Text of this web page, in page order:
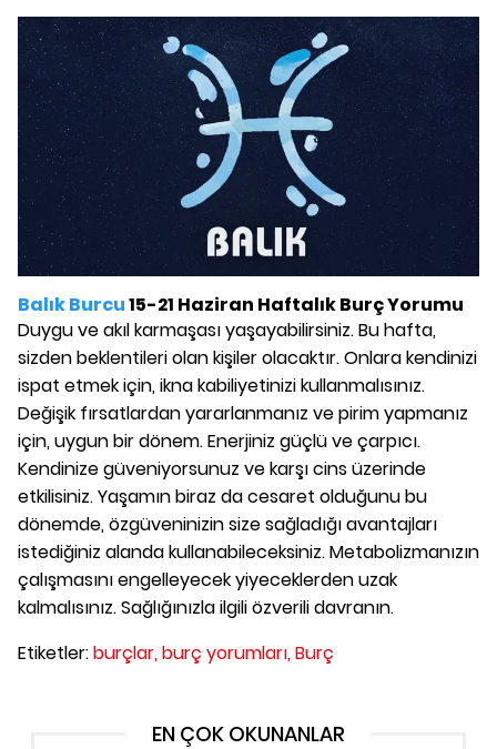
Balık Burcu15-21 Haziran Haftalık Burç Yorumu
Duygu ve akıl karmaşası yaşayabilirsiniz. Bu hafta,
sizden beklentileri olan kişiler olacaktır. Onlara kendinizi
ispat etmek için, ikna kabiliyetinizi kullanmalısınız.
Değişik fırsatlardan yararlanmanız ve pirim yapmanız
için, uygun bir dönem. Enerjiniz güçlü ve çarpıcı.
Kendinize güveniyorsunuz ve karşı cins üzerinde
etkilisiniz. Yaşamın biraz da cesaret olduğunu bu
dönemde, özgüveninizin size sağladığı avantajları
istediğiniz alanda kullanabileceksiniz. Metabolizmanızın
çalışmasını engelleyecek yiyeceklerden uzak
kalmalısınız. Sağlığınızla ilgili özverili davranın.
Etiketler:burçlar, burç yorumları, Burç
EN ÇOK OKUNANLAR